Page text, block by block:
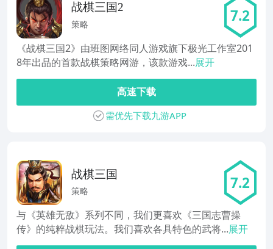
战棋三国2
策略 7.2
《战棋三国2》由班图网络同人游戏旗下极光工作室201
8年出品的首款战棋策略网游，该款游戏...展开
高速下载
需优先下载九游APP
战棋三国
策略 7.2
与《英雄无敌》系列不同，我们更喜欢《三国志曹操
传》的纯粹战棋玩法。我们喜欢各具特色的武将...展开